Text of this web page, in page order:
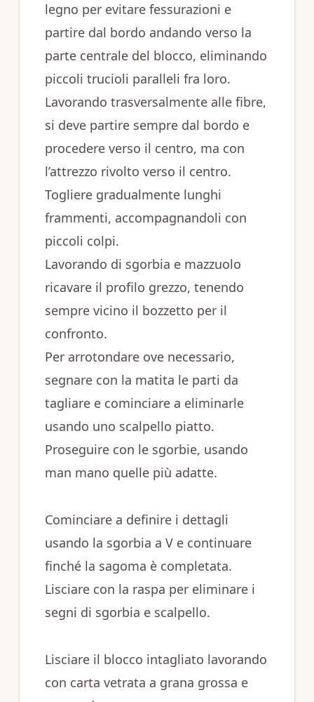
legno per evitare fessurazioni e
partire dal bordo andando verso la
parte centrale del blocco, eliminando
piccoli trucioli paralleli fra loro.
Lavorando trasversalmente alle fibre,
si deve partire sempre dal bordo e
procedere verso il centro, ma con
l’attrezzo rivolto verso il centro.
Togliere gradualmente lunghi
frammenti, accompagnandoli con
piccoli colpi.
Lavorando di sgorbia e mazzuolo
ricavare il profilo grezzo, tenendo
sempre vicino il bozzetto per il
confronto.
Per arrotondare ove necessario,
segnare con la matita le parti da
tagliare e cominciare a eliminarle
usando uno scalpello piatto.
Proseguire con le sgorbie, usando
man mano quelle più adatte.
Cominciare a definire i dettagli
usando la sgorbia a V e continuare
finché la sagoma è completata.
Lisciare con la raspa per eliminare i
segni di sgorbia e scalpello.
Lisciare il blocco intagliato lavorando
con carta vetrata a grana grossa e